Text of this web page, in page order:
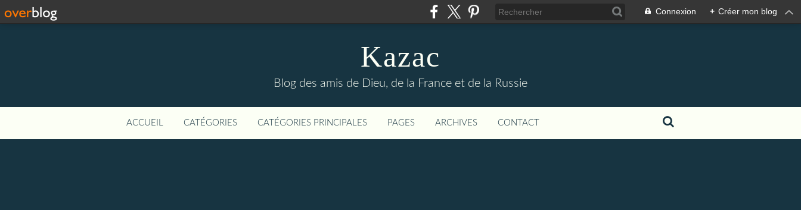
Connexion + Créer mon blog
Kazac
Blog des amis de Dieu, de la France et de la Russie
ACCUEIL CATÉGORIES CATÉGORIES PRINCIPALES PAGES ARCHIVES CONTACT